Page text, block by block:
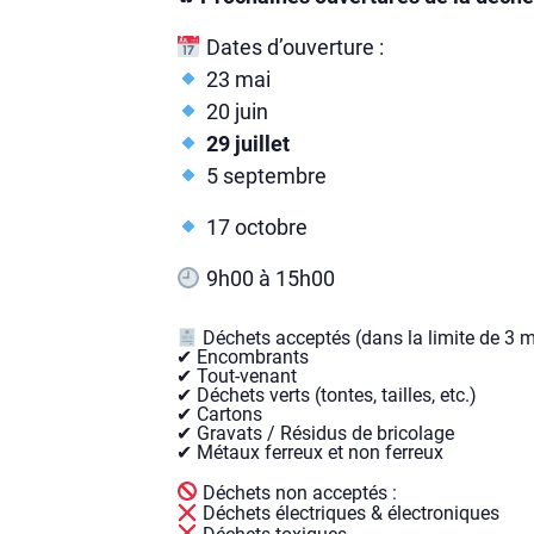
Dates d’ouverture :
23 mai
20 juin
29 juillet
5 septembre
17 octobre
9h00 à 15h00
Déchets acceptés (dans la limite de 3
✔ Encombrants
✔ Tout-venant
✔ Déchets verts (tontes, tailles, etc.)
✔ Cartons
✔ Gravats / Résidus de bricolage
✔ Métaux ferreux et non ferreux
Déchets non acceptés :
Déchets électriques & électroniques